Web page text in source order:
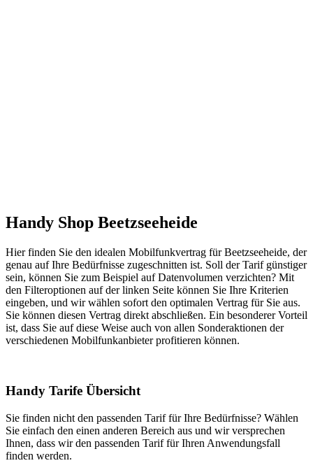
Handy Shop Beetzseeheide
Hier finden Sie den idealen Mobilfunkvertrag für Beetzseeheide, der
genau auf Ihre Bedürfnisse zugeschnitten ist. Soll der Tarif günstiger
sein, können Sie zum Beispiel auf Datenvolumen verzichten? Mit
den Filteroptionen auf der linken Seite können Sie Ihre Kriterien
eingeben, und wir wählen sofort den optimalen Vertrag für Sie aus.
Sie können diesen Vertrag direkt abschließen. Ein besonderer Vorteil
ist, dass Sie auf diese Weise auch von allen Sonderaktionen der
verschiedenen Mobilfunkanbieter profitieren können.
Handy Tarife Übersicht
Sie finden nicht den passenden Tarif für Ihre Bedürfnisse? Wählen
Sie einfach den einen anderen Bereich aus und wir versprechen
Ihnen, dass wir den passenden Tarif für Ihren Anwendungsfall
finden werden.